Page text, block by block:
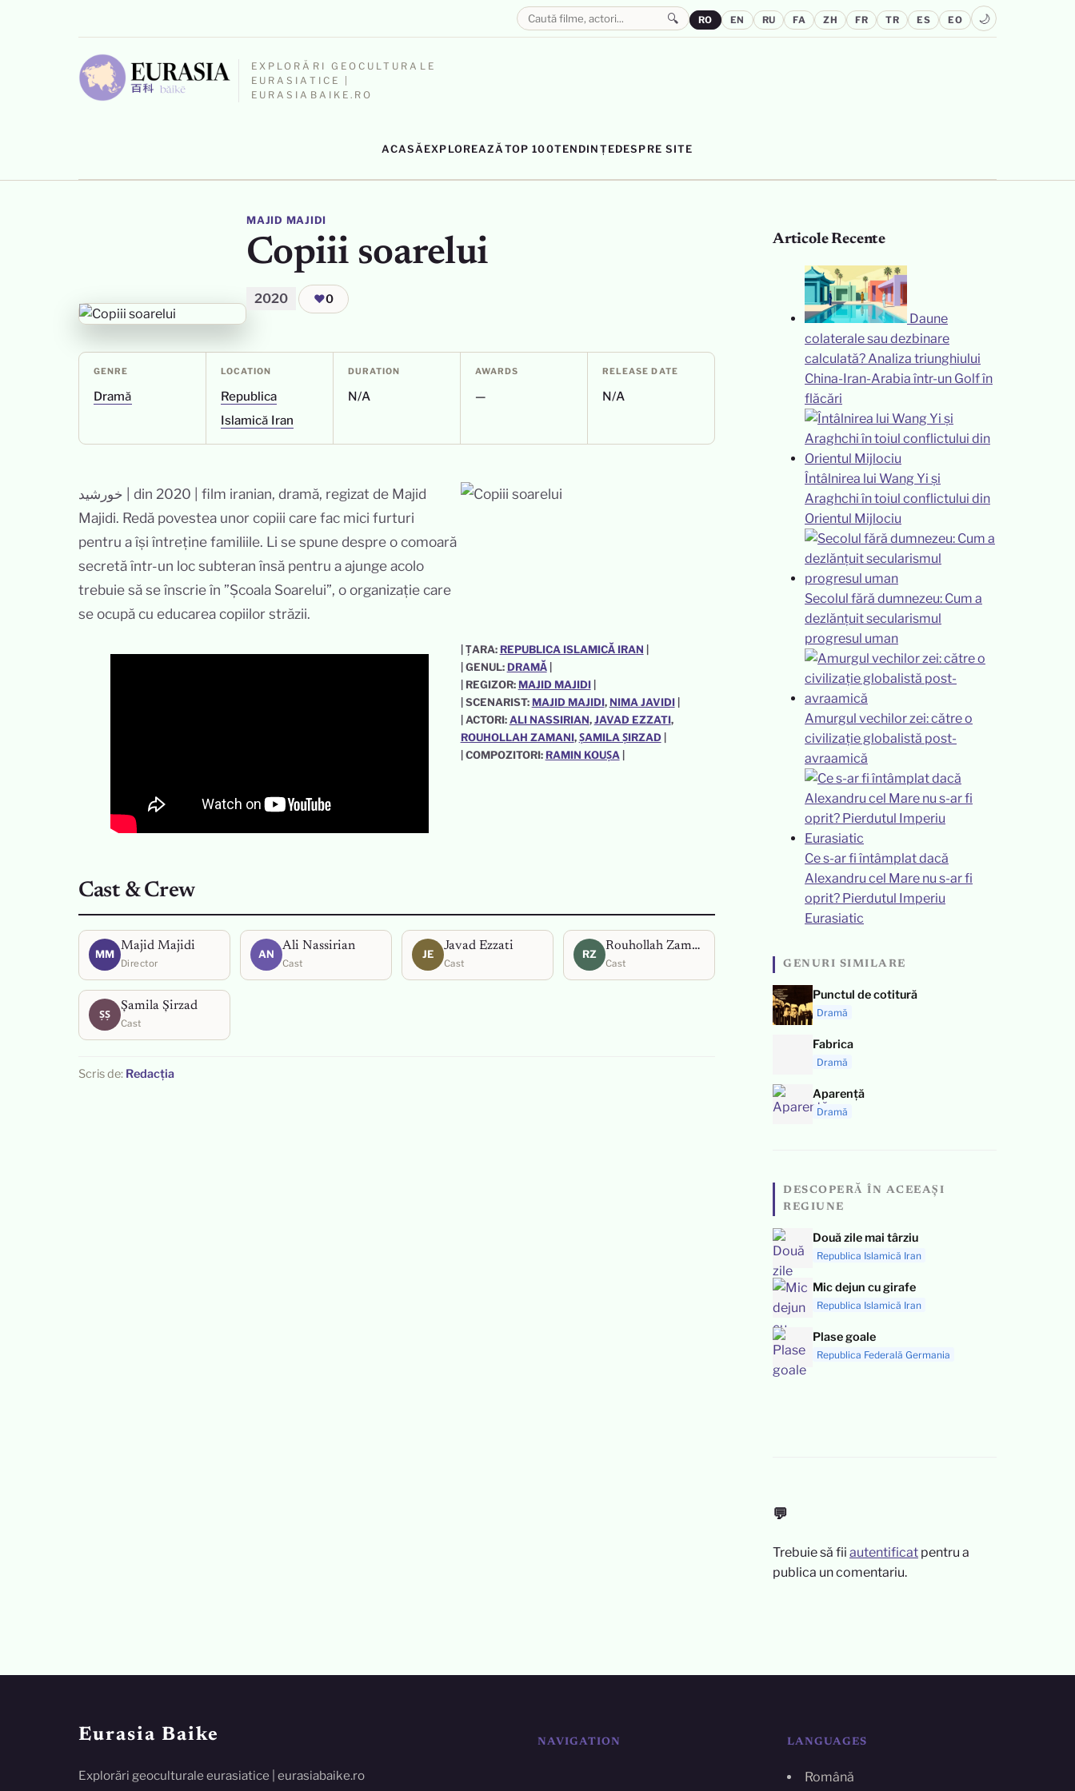
EXPLORĂRI GEOCULTURALE
EURASIATICE |
EURASIABAIKE.RO
ACASĂ EXPLOREAZĂ TOP 100TENDINȚEDESPRE SITE
🔍 RO EN RU FA ZH FR TR ES EO 🌙
MAJID MAJIDI
Copiii soarelui
2020 ❤0
GENRE
Dramă
LOCATION
Republica
Islamică Iran
DURATION
N/A
AWARDS
—
RELEASE DATE
N/A
خورشید | din 2020 | film iranian, dramă, regizat de Majid
Majidi. Redă povestea unor copiii care fac mici furturi
pentru a își întreține familiile. Li se spune despre o comoară
secretă într-un loc subteran însă pentru a ajunge acolo
trebuie să se înscrie în ”Școala Soarelui”, o organizație care
se ocupă cu educarea copiilor străzii.
| ȚARA: REPUBLICA ISLAMICĂ IRAN |
| GENUL: DRAMĂ|
| REGIZOR: MAJID MAJIDI|
| SCENARIST: MAJID MAJIDI, NIMA JAVIDI|
| ACTORI:ALI NASSIRIAN, JAVAD EZZATI,
ROUHOLLAH ZAMANI, ȘAMILA ȘIRZAD|
| COMPOZITORI: RAMIN KOUȘA|
Cast & Crew
MM
Majid Majidi
Director
AN
Ali Nassirian
Cast
JE
Javad Ezzati
Cast
RZ
Rouhollah Zamani
Cast
ȘȘ
Șamila Șirzad
Cast
Scris de: Redacția
Articole Recente
Daune
colaterale sau dezbinare
calculată? Analiza triunghiului
China-Iran-Arabia într-un Golf în
flăcări
Întâlnirea lui Wang Yi și
Araghchi în toiul conflictului din
Orientul Mijlociu
Secolul fără dumnezeu: Cum a
dezlănțuit secularismul
progresul uman
Amurgul vechilor zei: către o
civilizație globalistă post-
avraamică
Ce s-ar fi întâmplat dacă
Alexandru cel Mare nu s-ar fi
oprit? Pierdutul Imperiu
Eurasiatic
GENURI SIMILARE
Punctul de cotitură
Dramă
Fabrica
Dramă
Aparență
Dramă
DESCOPERĂ ÎN ACEEAȘI
REGIUNE
Două zile mai târziu
Republica Islamică Iran
Mic dejun cu girafe
Republica Islamică Iran
Plase goale
Republica Federală Germania
💬
Trebuie să fii autentificat pentru a
publica un comentariu.
Eurasia Baike
Explorări geoculturale eurasiatice | eurasiabaike.ro
NAVIGATION LANGUAGES
Română